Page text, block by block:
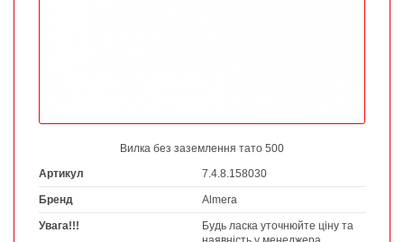
Вилка без заземлення тато 500
Артикул
7.4.8.158030
Бренд Almera
Увага!!!
Будь ласка уточнюйте ціну та